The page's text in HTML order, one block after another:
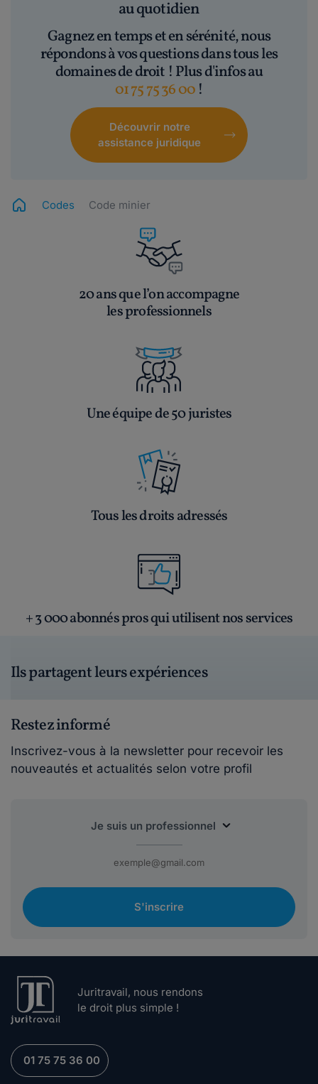
au quotidien
Gagnez en temps et en sérénité, nous
répondons à vos questions dans tous les
domaines de droit ! Plus d'infos au
01 75 75 36 00 !
Découvrir notre
assistance juridique
Codes Code minier
20 ans que l’on accompagne
les professionnels
Une équipe de 50 juristes
Tous les droits adressés
+ 3 000 abonnés pros qui utilisent nos services
Ils partagent leurs expériences
Restez informé
Inscrivez-vous à la newsletter pour recevoir les
nouveautés et actualités selon votre profil
S'inscrire
Juritravail, nous rendons
le droit plus simple !
01 75 75 36 00